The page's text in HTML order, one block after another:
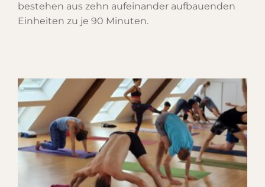
bestehen aus zehn aufeinander aufbauenden
Einheiten zu je 90 Minuten.